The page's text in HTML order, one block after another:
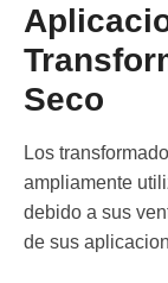
Seco
Los
ampliamente
debido a sus
de sus